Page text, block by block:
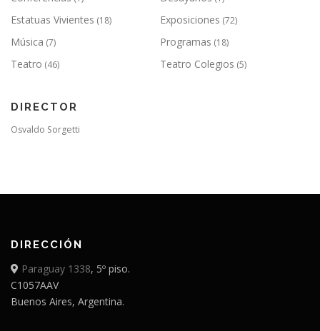
Estatuas Vivientes (18) Exposiciones (72)
Música (7) Programas (18)
Teatro (46) Teatro Colegios (5)
DIRECTOR
Osvaldo Sorgetti
DIRECCIÓN
Paraguay 1338, 5º piso.
C1057AAV
Buenos Aires, Argentina.